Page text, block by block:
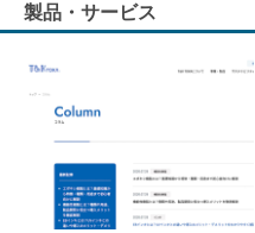
製品・サービス